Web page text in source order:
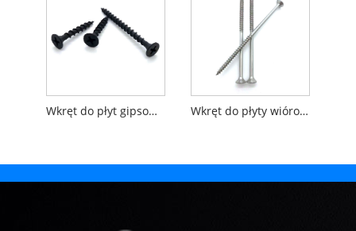
Wkręt do płyt gipsowo-kartonowych z czarnym fosforanem Wkręt do płyty wiórowej ze stali nierdzewnej z łbem stożkowym Torx